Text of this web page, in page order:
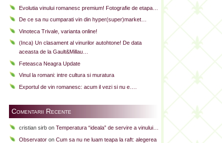
Evolutia vinului romanesc premium! Fotografie de etapa…
De ce sa nu cumparati vin din hyper(super)market…
Vinoteca Trivale, varianta online!
(Inca) Un clasament al vinurilor autohtone! De data
aceasta de la Gault&Millau…
Feteasca Neagra Update
Vinul la romani: intre cultura si muratura
Exportul de vin romanesc: acum il vezi si nu e….
Comentarii Recente
cristian sirb on Temperatura “ideala” de servire a vinului…
Observator on Cum sa nu ne luam teapa la raft: alegerea